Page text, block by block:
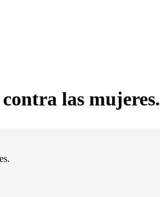
las mujeres.